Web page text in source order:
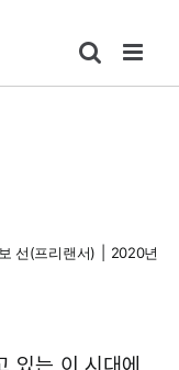
선(프리랜서)
2020년